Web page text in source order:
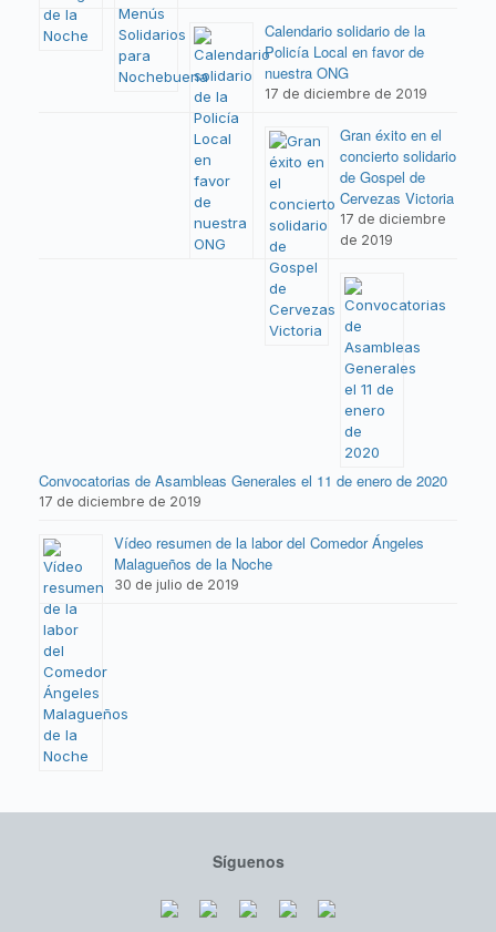
Calendario solidario de la
Policía Local en favor de
nuestra ONG
17 de diciembre de 2019
Gran éxito en el
concierto solidario
de Gospel de
Cervezas Victoria
17 de diciembre
de 2019
Convocatorias de Asambleas Generales el 11 de enero de 2020
17 de diciembre de 2019
Vídeo resumen de la labor del Comedor Ángeles
Malagueños de la Noche
30 de julio de 2019
Síguenos